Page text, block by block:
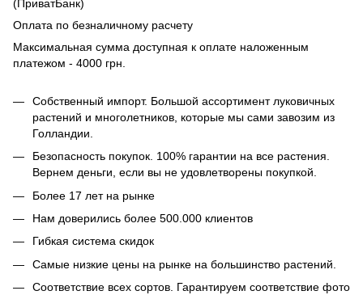
(ПриватБанк)
Оплата по безналичному расчету
Максимальная сумма доступная к оплате наложенным
платежом - 4000 грн.
Собственный импорт. Большой ассортимент луковичных
растений и многолетников, которые мы сами завозим из
Голландии.
Безопасность покупок. 100% гарантии на все растения.
Вернем деньги, если вы не удовлетворены покупкой.
Более 17 лет на рынке
Нам доверились более 500.000 клиентов
Гибкая система скидок
Самые низкие цены на рынке на большинство растений.
Соответствие всех сортов. Гарантируем соответствие фото